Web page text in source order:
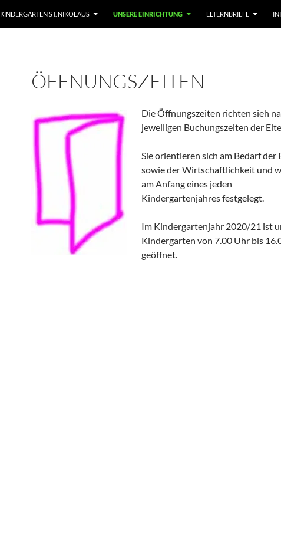
KINDERGARTEN ST. NIKOLAUS UNSERE EINRICHTUNG ELTERNBRIEFE
ÖFFNUNGSZEITEN
Die Öffnungszeiten richten sieh
jeweiligen Buchungszeiten der
Sie orientieren sich am Bedarf der
sowie der Wirtschaftlichkeit und
am Anfang eines jeden
Kindergartenjahres festgelegt.
Im Kindergartenjahr 2020/21 ist
Kindergarten von 7.00 Uhr bis
geöffnet.